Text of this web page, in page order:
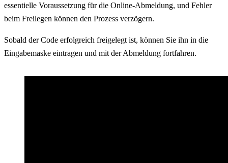
essentielle Voraussetzung für die Online-Abmeldung, und Fehler
beim Freilegen können den Prozess verzögern.
Sobald der Code erfolgreich freigelegt ist, können Sie ihn in die
Eingabemaske eintragen und mit der Abmeldung fortfahren.